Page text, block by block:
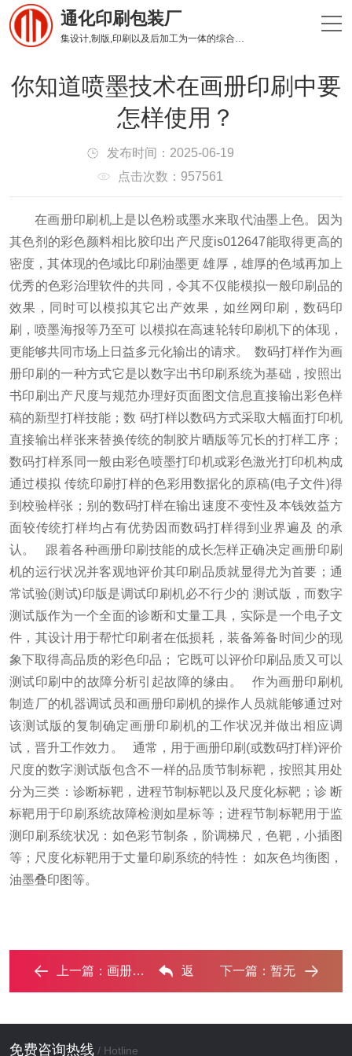
通化印刷包装厂
集设计,制版,印刷以及后加工为一体的综合性印刷企业
你知道喷墨技术在画册印刷中要
怎样使用？
发布时间：2025-06-19
点击次数：957561
在画册印刷机上是以色粉或墨水来取代油墨上色。
因为
其色剂的彩色颜料相比胶印出产尺度is012647能取得更高的
密度，其体现的色域比印刷油墨更 雄厚，雄厚的色域再加上
优秀的色彩治理软件的共同，令其不仅能模拟一般印刷品的
效果，同时可以模拟其它出产效果，如丝网印刷，数码印
刷，喷墨海报等乃至可 以模拟在高速轮转印刷机下的体现，
更能够共同市场上日益多元化输出的请求。
数码打样作为画
册印刷的一种方式它是以数字出书印刷系统为基础，按照出
书印刷出产尺度与规范办理好页面图文信息直接输出彩色样
稿的新型打样技能；数 码打样以数码方式采取大幅面打印机
直接输出样张来替换传统的制胶片晒版等冗长的打样工序；
数码打样系同一般由彩色喷墨打印机或彩色激光打印机构成
通过模拟 传统印刷打样的色彩用数据化的原稿(电子文件)得
到校验样张；别的数码打样在输出速度不变性及本钱效益方
面较传统打样均占有优势因而数码打样得到业界遍及 的承
认。
跟着各种画册印刷技能的成长怎样正确决定画册印刷
机的运行状况并客观地评价其印刷品质就显得尤为首要；通
常试验(测试)印版是调试印刷机必不行少的 测试版，而数字
测试版作为一个全面的诊断和丈量工具，实际是一个电子文
件，其设计用于帮忙印刷者在低损耗，装备筹备时间少的现
象下取得高品质的彩色印品； 它既可以评价印刷品质又可以
测试印刷中的故障分析引起故障的缘由。
作为画册印刷机
制造厂的机器调试员和画册印刷机的操作人员就能够通过对
该测试版的复制确定画册印刷机的工作状况并做出相应调
试，晋升工作效力。
通常，用于画册印刷(或数码打样)评价
尺度的数字测试版包含不一样的品质节制标靶，按照其用处
分为三类：诊断标靶，进程节制标靶以及尺度化标靶；诊 断
标靶用于印刷系统故障检测如星标等；进程节制标靶用于监
测印刷系统状况：如色彩节制条，阶调梯尺，色靶，小插图
等；尺度化标靶用于丈量印刷系统的特性： 如灰色均衡图，
油墨叠印图等。
上一篇： 画册常用印刷工艺有哪些？‌ 返 下一篇： 暂无
免费咨询热线 / Hotline